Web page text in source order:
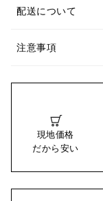
配送について
注意事項
現地価格
だから安い